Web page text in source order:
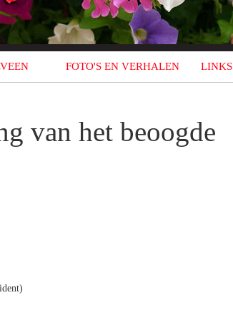
FOTO'S EN VERHALEN LINKS
van het beoogde